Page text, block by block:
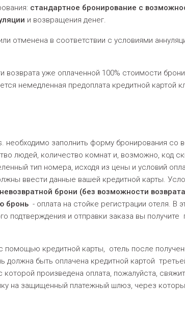
стандартное бронирование с
и возвращения денег.
отменена в соответствии с условиями
уже оплаченной 100% стоимости
немедленная предоплата кредитной картой
необходимо заполнить форму бронирования со
людей, количество комнат и, возможно, код
тип номера, исходя из цены и условий
ввести данные вашей кредитной карты.
невозвратной брони (без возможности
бронь - оплата на стойке регистрации отеля. В
подтверждения и отправки заказа вы получите
помощью кредитной карты, отель после
должна быть оплачена кредитной картой
произведена оплата, пожалуйста,
на защищенный платежный шлюз, через